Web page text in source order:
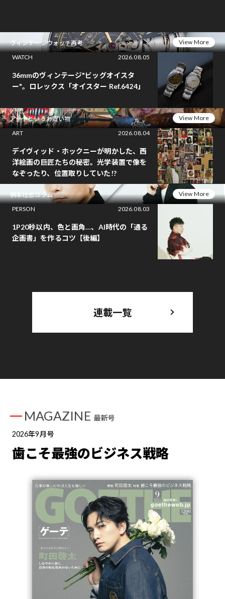
ヴィンテージウォッチ再考
View More
WATCH
2026.08.05
36mmのヴィンテージ"ビッグオイスタ
ー"。ロレックス「オイスター Ref.6424」
アートというお買い物
View More
ART
2026.08.04
デイヴィッド・ホックニーが明かした、西
洋絵画の巨匠たちの秘密。光学装置で像を
なぞったり、位置取りしていた!?
桝本壮志コラム
View More
PERSON
2026.08.03
1P20秒以内、色と画角…、AI時代の「通る
企画書」を作るコツ【後編】
連載一覧
MAGAZINE 最新号
2026年9月号
歯こそ最強のビジネス戦略